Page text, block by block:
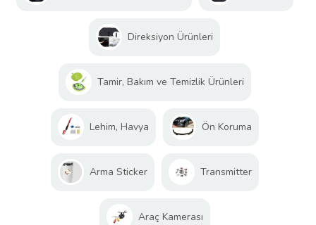
Direksiyon Ürünleri
Tamir, Bakım ve Temizlik Ürünleri
Lehim, Havya Ön Koruma
Arma Sticker Transmitter
Araç Kamerası